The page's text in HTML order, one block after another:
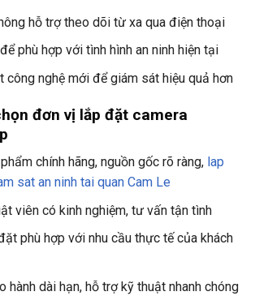
hỗ trợ theo dõi từ xa qua điện thoại
phù hợp với tình hình an ninh hiện tại
công nghệ mới để giám sát hiệu quả hơn
đơn vị lắp đặt camera
chính hãng, nguồn gốc rõ ràng, lap
sat an ninh tai quan Cam Le
viên có kinh nghiệm, tư vấn tận tình
phù hợp với nhu cầu thực tế của khách
hành dài hạn, hỗ trợ kỹ thuật nhanh chóng